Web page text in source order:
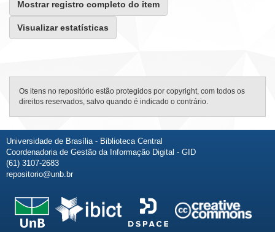
Mostrar registro completo do item
Visualizar estatísticas
Os itens no repositório estão protegidos por copyright, com todos os
direitos reservados, salvo quando é indicado o contrário.
Universidade de Brasília - Biblioteca Central
Coordenadoria de Gestão da Informação Digital - GID
(61) 3107-2683
repositorio@unb.br